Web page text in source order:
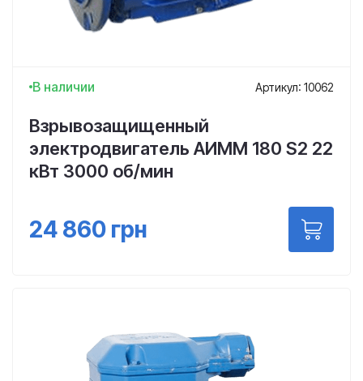
В наличии Артикул: 10062
Взрывозащищенный
электродвигатель АИММ 180 S2 22
кВт 3000 об/мин
24 860 грн